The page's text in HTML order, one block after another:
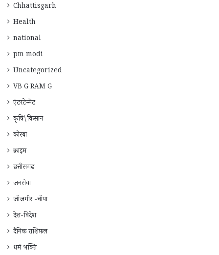
Chhattisgarh
Health
national
pm modi
Uncategorized
VB G RAM G
एंटरटेन्मेंट
कृषि\किसान
कोरबा
क्राइम
छत्तीसगढ़
जनसेवा
जाँजगीर -चाँपा
देश-विदेश
दैनिक राशिफ़ल
धर्म भक्ति